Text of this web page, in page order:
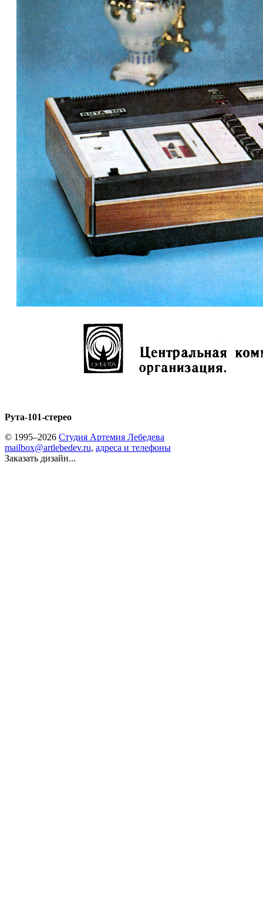
Рута-101-стерео
© 1995–2026 Студия Артемия Лебедева
mailbox@artlebedev.ru, адреса и телефоны
Заказать дизайн...